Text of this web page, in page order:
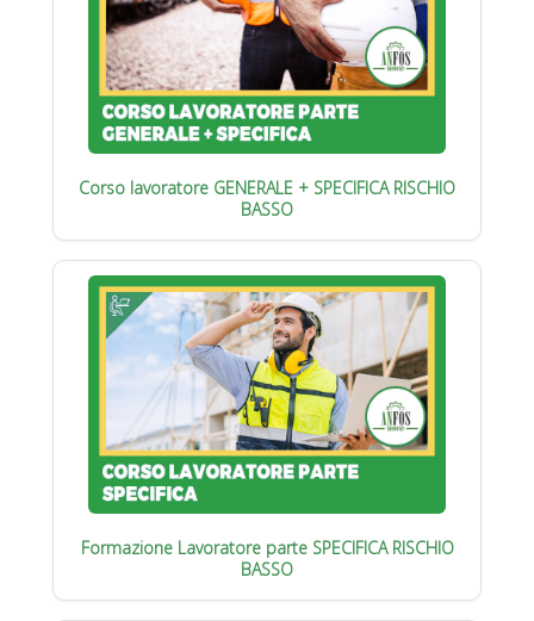
Corso lavoratore GENERALE + SPECIFICA RISCHIO
BASSO
Formazione Lavoratore parte SPECIFICA RISCHIO
BASSO